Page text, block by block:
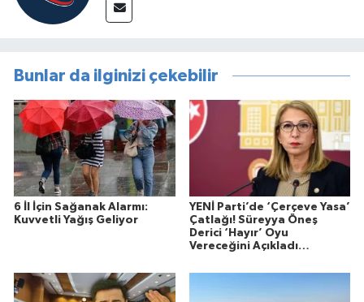
Bunlar da ilginizi çekebilir
6 İl İçin Sağanak Alarmı:
Kuvvetli Yağış Geliyor
YENİ Parti’de ‘Çerçeve Yasa’
Çatlağı! Süreyya Öneş
Derici ‘Hayır’ Oyu
Vereceğini Açıkladı…